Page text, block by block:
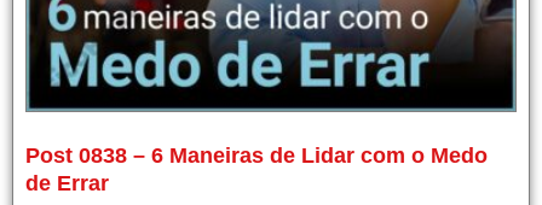
Post 0838 – 6 Maneiras de Lidar com o Medo
de Errar